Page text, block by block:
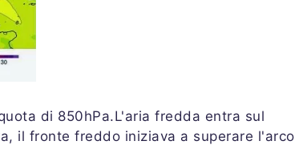
di 850hPa.L'aria fredda entra sul
il fronte freddo iniziava a superare l'arco